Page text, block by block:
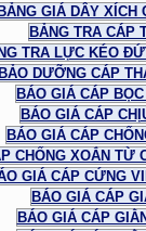
GIÁ DÂY XÍCH
BẢNG TRA CÁP
TRA LỰC KÉO
DƯỠNG CÁP
BÁO GIÁ CÁP
BÁO GIÁ CÁP
BÁO GIÁ CÁP
CHỐNG XOẮN TỪ
GIÁ CÁP CỨNG
BÁO GIÁ CÁP
BÁO GIÁ CÁP